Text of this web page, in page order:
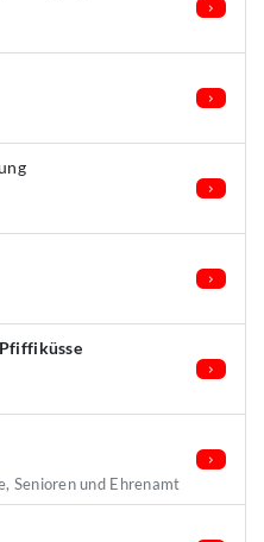
Senioren und Ehrenamt